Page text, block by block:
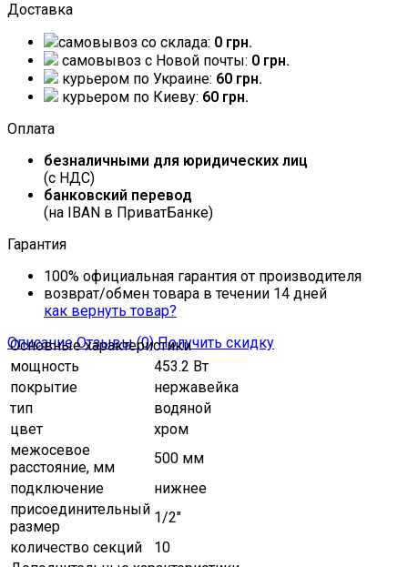
Доставка
самовывоз со склада: 0 грн.
самовывоз c Новой почты: 0 грн.
курьером по Украине: 60 грн.
курьером по Киеву: 60 грн.
Оплата
безналичными для юридических лиц
(с НДС)
банковский перевод
(на IBAN в ПриватБанке)
Гарантия
100% официальная гарантия от производителя
возврат/обмен товара в течении 14 дней
как вернуть товар?
Описание Отзывы (0) Получить скидку
Основные характеристики
мощность
453.2 Вт
покрытие
нержавейка
тип
водяной
цвет
хром
межосевое
расстояние, мм
500 мм
подключение
нижнее
присоединительный
размер
1/2"
количество секций
10